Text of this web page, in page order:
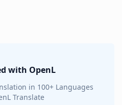
with OpenL
in 100+ Languages
Translate